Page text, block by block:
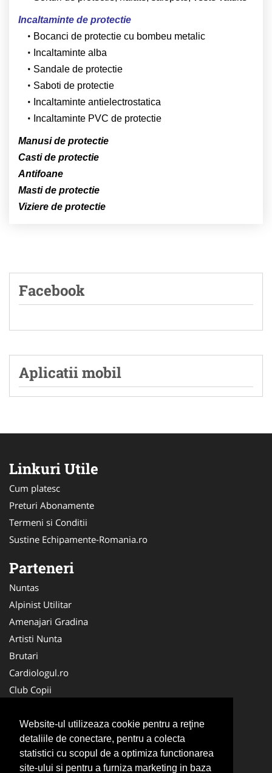
Website-ul utilizeaza cookie pentru a reţine
detaliile de conectare, pentru a colecta
statistici cu scopul de a optimiza functionarea
site-ului si pentru a furniza marketing in baza
Incaltaminte de protectie
Bocanci de protectie cu bombeu metalic
Incaltaminte alba
Sandale de protectie
Saboti de protectie
Incaltaminte antielectrostatica
Incaltaminte PVC de protectie
Manusi de protectie
Casti de protectie
Antifoane
Masti de protectie
Viziere de protectie
Facebook
Aplicatii mobil
Linkuri Utile
Cum platesc
Preturi Abonamente
Termeni si Conditii
Sustine Echipamente-Romania.ro
Parteneri
Nuntas
Alpinist Utilitar
Amenajari Gradina
Artisti Nunta
Brutari
Cardiologul.ro
Club Copii
Ambalaje Romania
Cabinet-Individual.ro
CentruInchirieri.ro